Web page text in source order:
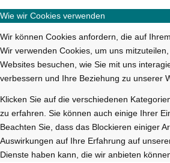
Wie wir Cookies verwenden
Wir können Cookies anfordern, die auf
Wir verwenden Cookies, um uns
Websites besuchen, wie Sie mit uns
verbessern und Ihre Beziehung zu unserer
Klicken Sie auf die verschiedenen
zu erfahren. Sie können auch einige Ihrer
Beachten Sie, dass das Blockieren einiger
Auswirkungen auf Ihre Erfahrung auf
Dienste haben kann, die wir anbieten